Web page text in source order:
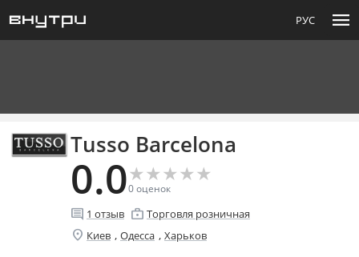
РУС menu
Tusso Barcelona
0.0★
★★
★★
★★
★★
★
0оценок
comment 1 отзыв enterprise Торговля розничная
location_on Киев , Одесса , Харьков